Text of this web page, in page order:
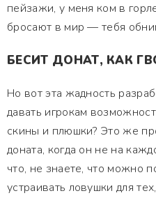
пейзажи, у меня ком в
бросают в мир — тебя
БЕСИТ ДОНАТ, КАК
Но вот эта жадность
давать игрокам
скины и плюшки? Это же
доната, когда он не на
что, не знаете, что можно
устраивать ловушки для